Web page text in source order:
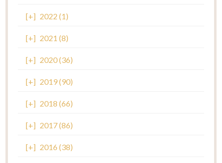
[+] 2022 (1)
[+] 2021 (8)
[+] 2020 (36)
[+] 2019 (90)
[+] 2018 (66)
[+] 2017 (86)
[+] 2016 (38)